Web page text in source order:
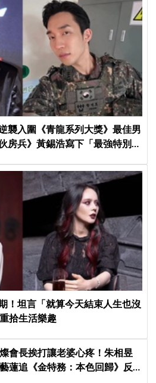
襲入圍《青龍系列大獎》最佳男
房兵》黃錫浩寫下「最強特別出
！坦言「就算今天結束人生也沒
拾生活樂趣
會長挨打讓老婆心疼！朱相昱
蓮追《金特務：本色回歸》反